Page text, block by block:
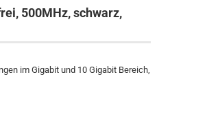
500MHz, schwarz,
im Gigabit und 10 Gigabit Bereich,